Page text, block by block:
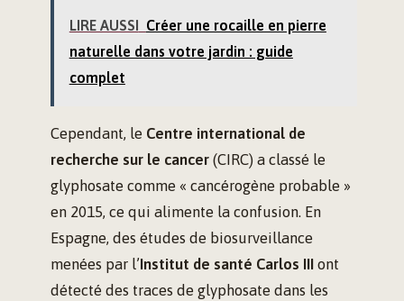
LIRE AUSSI Créer une rocaille en pierre
naturelle dans votre jardin : guide
complet
Cependant, le Centre international de
recherche sur le cancer (CIRC) a classé le
glyphosate comme « cancérogène probable »
en 2015, ce qui alimente la confusion. En
Espagne, des études de biosurveillance
menées par l’Institut de santé Carlos III ont
détecté des traces de glyphosate dans les